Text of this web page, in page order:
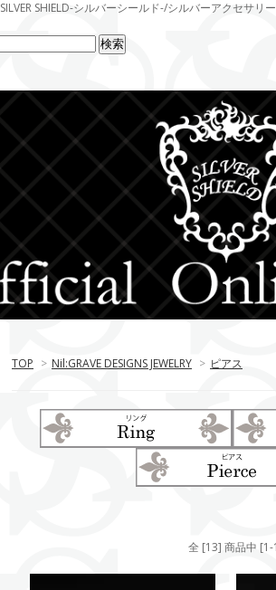
SILVER SHIELD-シルバーシールド-/シルバーアクセサリ
TOP > Nil:GRAVE DESIGNS JEWELRY > ピアス
全 [13] 商品中